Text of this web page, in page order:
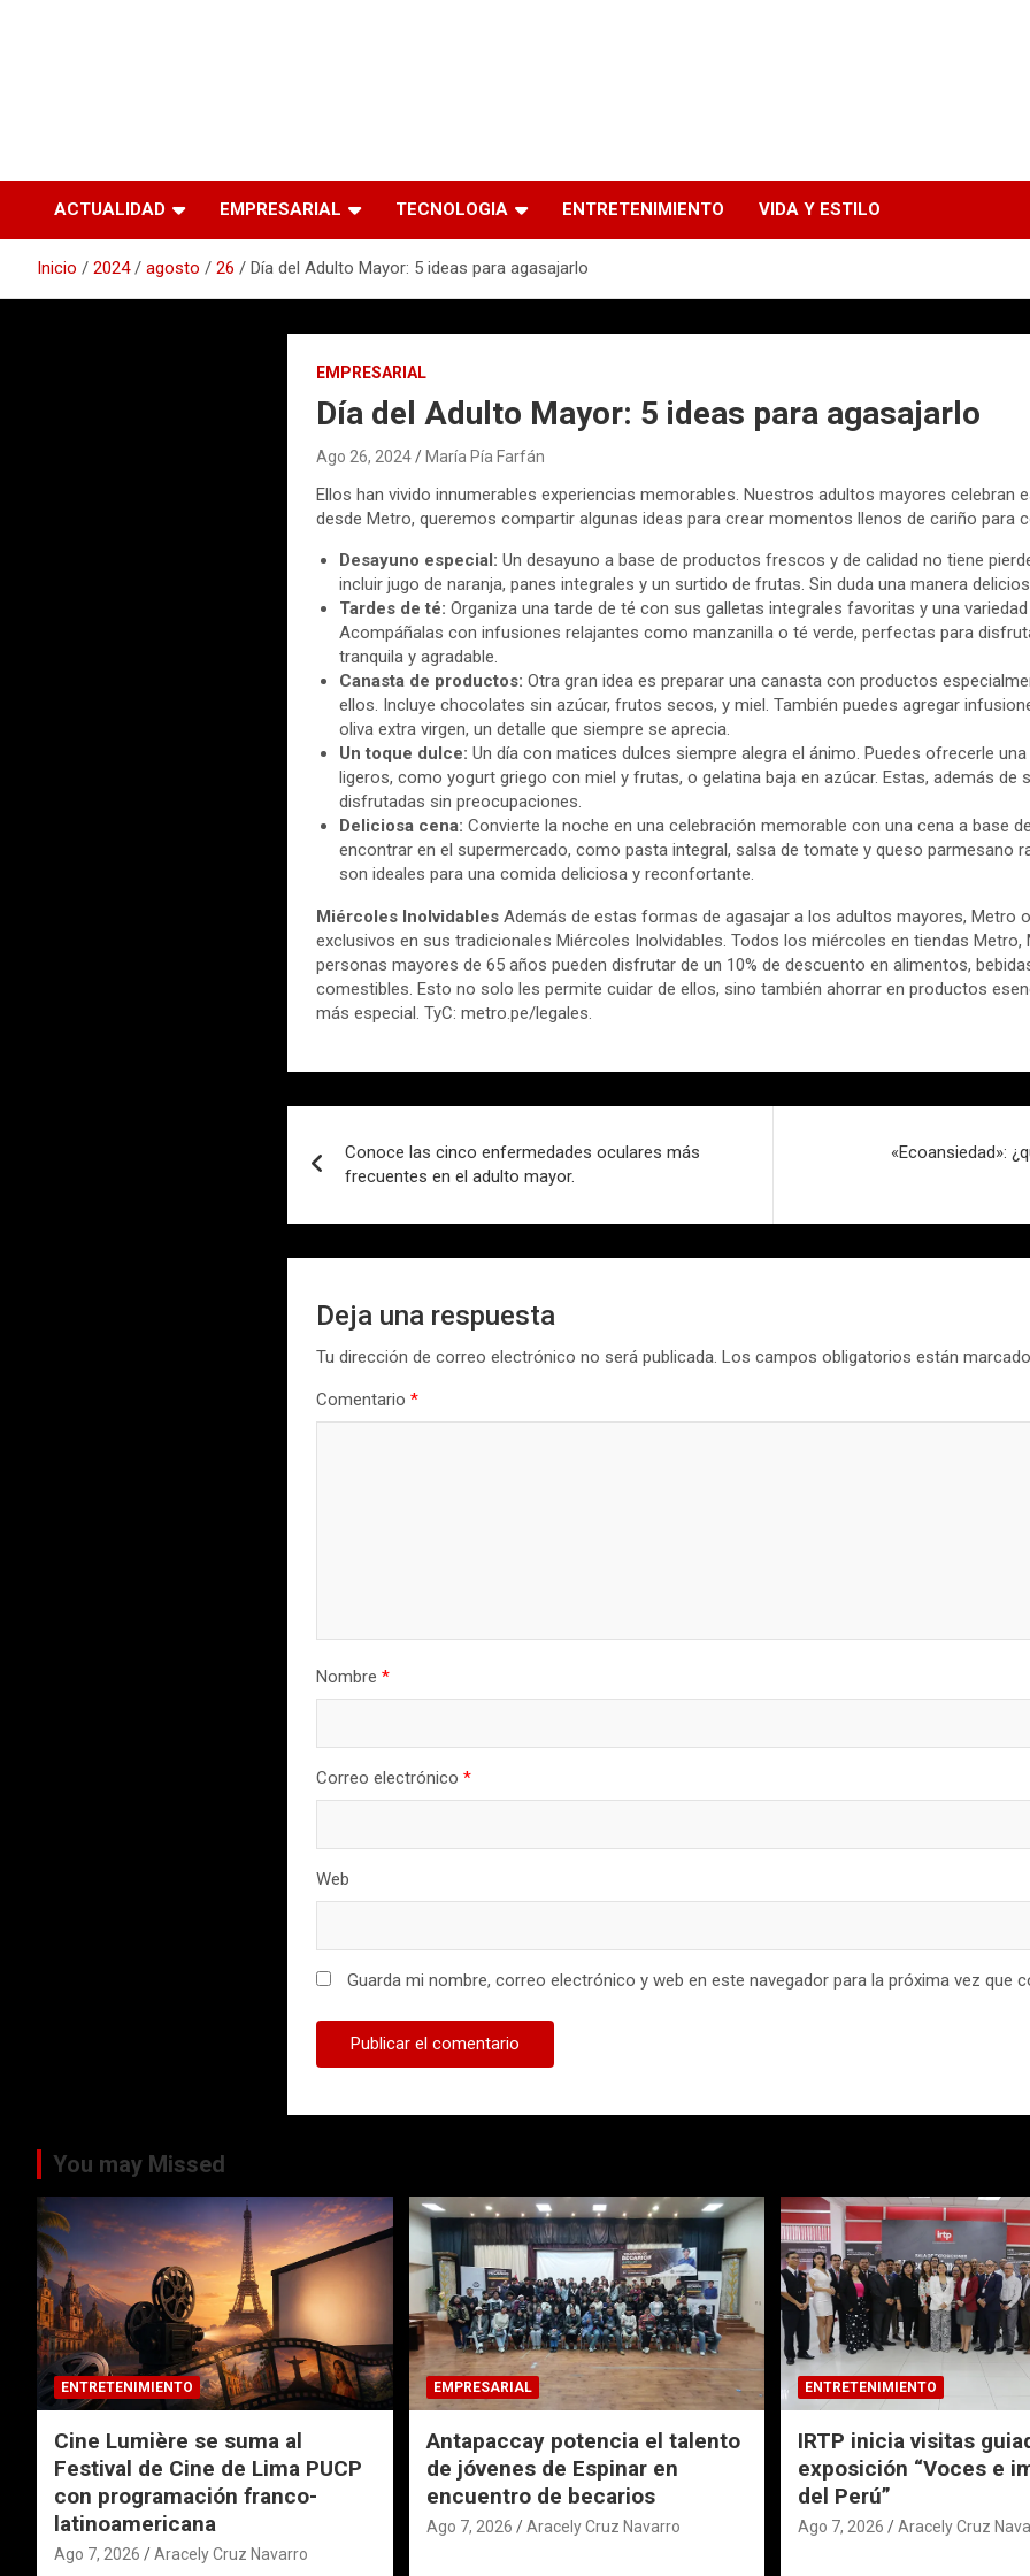
ACTUALIDAD EMPRESARIAL TECNOLOGIA ENTRETENIMIENTO VIDA Y ESTILO
Inicio 2024 agosto 26 Día del Adulto Mayor: 5 ideas para agasajarlo
EMPRESARIAL
Día del Adulto Mayor: 5 ideas para agasajarlo
Ago 26, 2024 María Pía Farfán
Ellos han vivido innumerables experiencias memorables. Nuestros adultos mayores celebran
desde Metro, queremos compartir algunas ideas para crear momentos llenos de cariño para
Desayuno especial:Un desayuno a base de productos frescos y de calidad no tiene
incluir jugo de naranja, panes integrales y un surtido de frutas. Sin duda una manera
Tardes de té:Organiza una tarde de té con sus galletas integrales favoritas y una
Acompáñalas con infusiones relajantes como manzanilla o té verde, perfectas para
tranquila y agradable.
Canasta de productos: Otra gran idea es preparar una canasta con productos
ellos. Incluye chocolates sin azúcar, frutos secos, y miel. También puedes agregar
oliva extra virgen, un detalle que siempre se aprecia.
Un toque dulce: Un día con matices dulces siempre alegra el ánimo. Puedes ofrecerle
ligeros, como yogurt griego con miel y frutas, o gelatina baja en azúcar. Estas, además de
disfrutadas sin preocupaciones.
Deliciosa cena: Convierte la noche en una celebración memorable con una cena a base
encontrar en el supermercado, como pasta integral, salsa de tomate y queso parmesano
son ideales para una comida deliciosa y reconfortante.
Miércoles Inolvidables Además de estas formas de agasajar a los adultos mayores, Metro
exclusivos en sus tradicionales Miércoles Inolvidables. Todos los miércoles en tiendas Metro,
personas mayores de 65 años pueden disfrutar de un 10% de descuento en alimentos,
comestibles. Esto no solo les permite cuidar de ellos, sino también ahorrar en productos
más especial. TyC: metro.pe/legales.
de
entradas
Conoce las cinco enfermedades oculares más
frecuentes en el adulto mayor.
«Ecoansiedad»:
Deja una respuesta
Tu dirección de correo electrónico no será publicada. Los campos obligatorios están
Comentario*
Nombre*
Correo electrónico*
Web
Guarda mi nombre, correo electrónico y web en este navegador para la próxima vez que
You may Missed
ENTRETENIMIENTO
Cine Lumière se suma al
Festival de Cine de Lima PUCP
con programación franco-
latinoamericana
Ago 7, 2026 Aracely Cruz Navarro
EMPRESARIAL
Antapaccay potencia el talento
de jóvenes de Espinar en
encuentro de becarios
Ago 7, 2026 Aracely Cruz Navarro
ENTRETENIMIENTO
IRTP inicia visitas
exposición “Voces e
del Perú”
Ago 7, 2026 Aracely Cruz